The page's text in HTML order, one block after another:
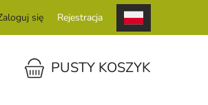
się Rejestracja
KOSZYKPUSTY KOSZYK